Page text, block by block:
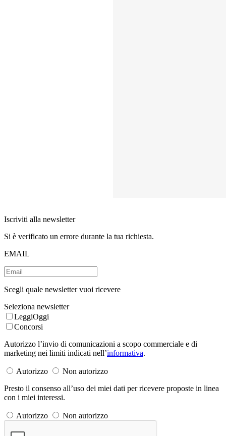
Iscriviti alla newsletter
Si è verificato un errore durante la tua richiesta.
EMAIL
Scegli quale newsletter vuoi ricevere
Seleziona newsletter
LeggiOggi
Concorsi
Autorizzo l’invio di comunicazioni a scopo commerciale e di
marketing nei limiti indicati nell’informativa.
Autorizzo
Non autorizzo
Presto il consenso all’uso dei miei dati per ricevere proposte in linea
con i miei interessi.
Autorizzo Non autorizzo